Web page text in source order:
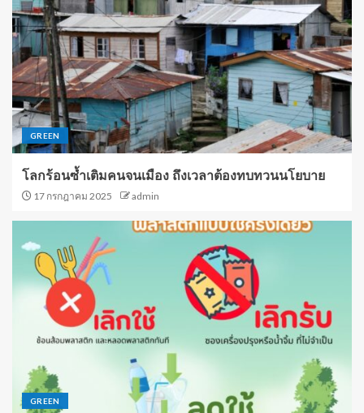
GREEN
โลกร้อนซ้ำเติมคนจนเมือง ถึงเวลาต้องทบทวนนโยบาย
17 กรกฎาคม 2025 admin
GREEN